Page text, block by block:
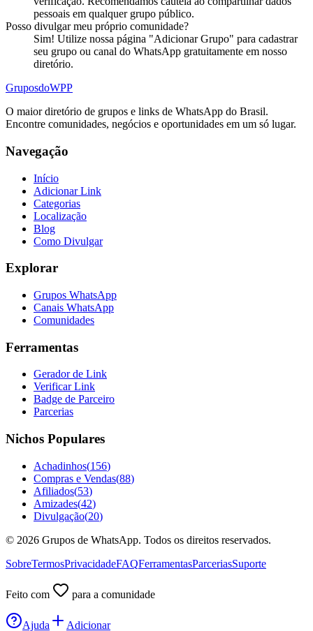
pessoais em qualquer grupo público.
Posso divulgar meu próprio comunidade?
Sim! Utilize nossa página "Adicionar Grupo" para cadastrar
seu grupo ou canal do WhatsApp gratuitamente em nosso
diretório.
GruposdoWPP
O maior diretório de grupos e links de WhatsApp do Brasil.
Encontre comunidades, negócios e oportunidades em um só lugar.
Navegação
Início
Adicionar Link
Categorias
Localização
Blog
Como Divulgar
Explorar
Grupos WhatsApp
Canais WhatsApp
Comunidades
Ferramentas
Gerador de Link
Verificar Link
Badge de Parceiro
Parcerias
Nichos Populares
Achadinhos(156)
Compras e Vendas(88)
Afiliados(53)
Amizades(42)
Divulgação(20)
© 2026 Grupos de WhatsApp. Todos os direitos reservados.
SobreTermosPrivacidadeFAQFerramentasParceriasSuporte
Feito com para a comunidade
Ajuda Adicionar